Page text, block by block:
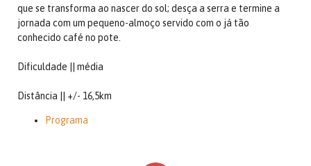
que se transforma ao nascer do sol; desça a serra e termine a
jornada com um pequeno-almoço servido com o já tão
conhecido café no pote.
Dificuldade || média
Distância || +/- 16,5km
Programa